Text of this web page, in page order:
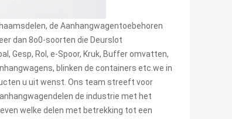
de Aanhangwagentoebehoren
dan 8o0-soorten die Deurslot
Gesp, Rol, e-Spoor, Kruk, Buffer omvatten,
blinken de containers etc.we in
u uit wenst. Ons team streeft voor
de industrie met het
welke delen met betrekking tot een